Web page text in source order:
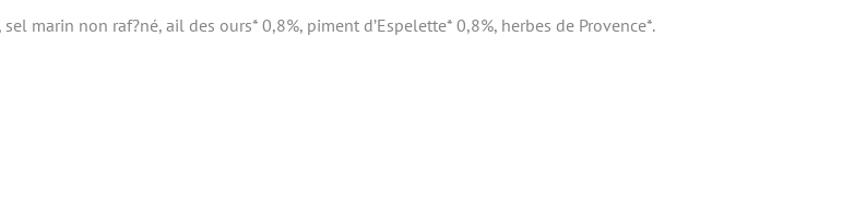
marin non raf?né, ail des ours* 0,8%, piment d’Espelette* 0,8%, herbes de Provence*.